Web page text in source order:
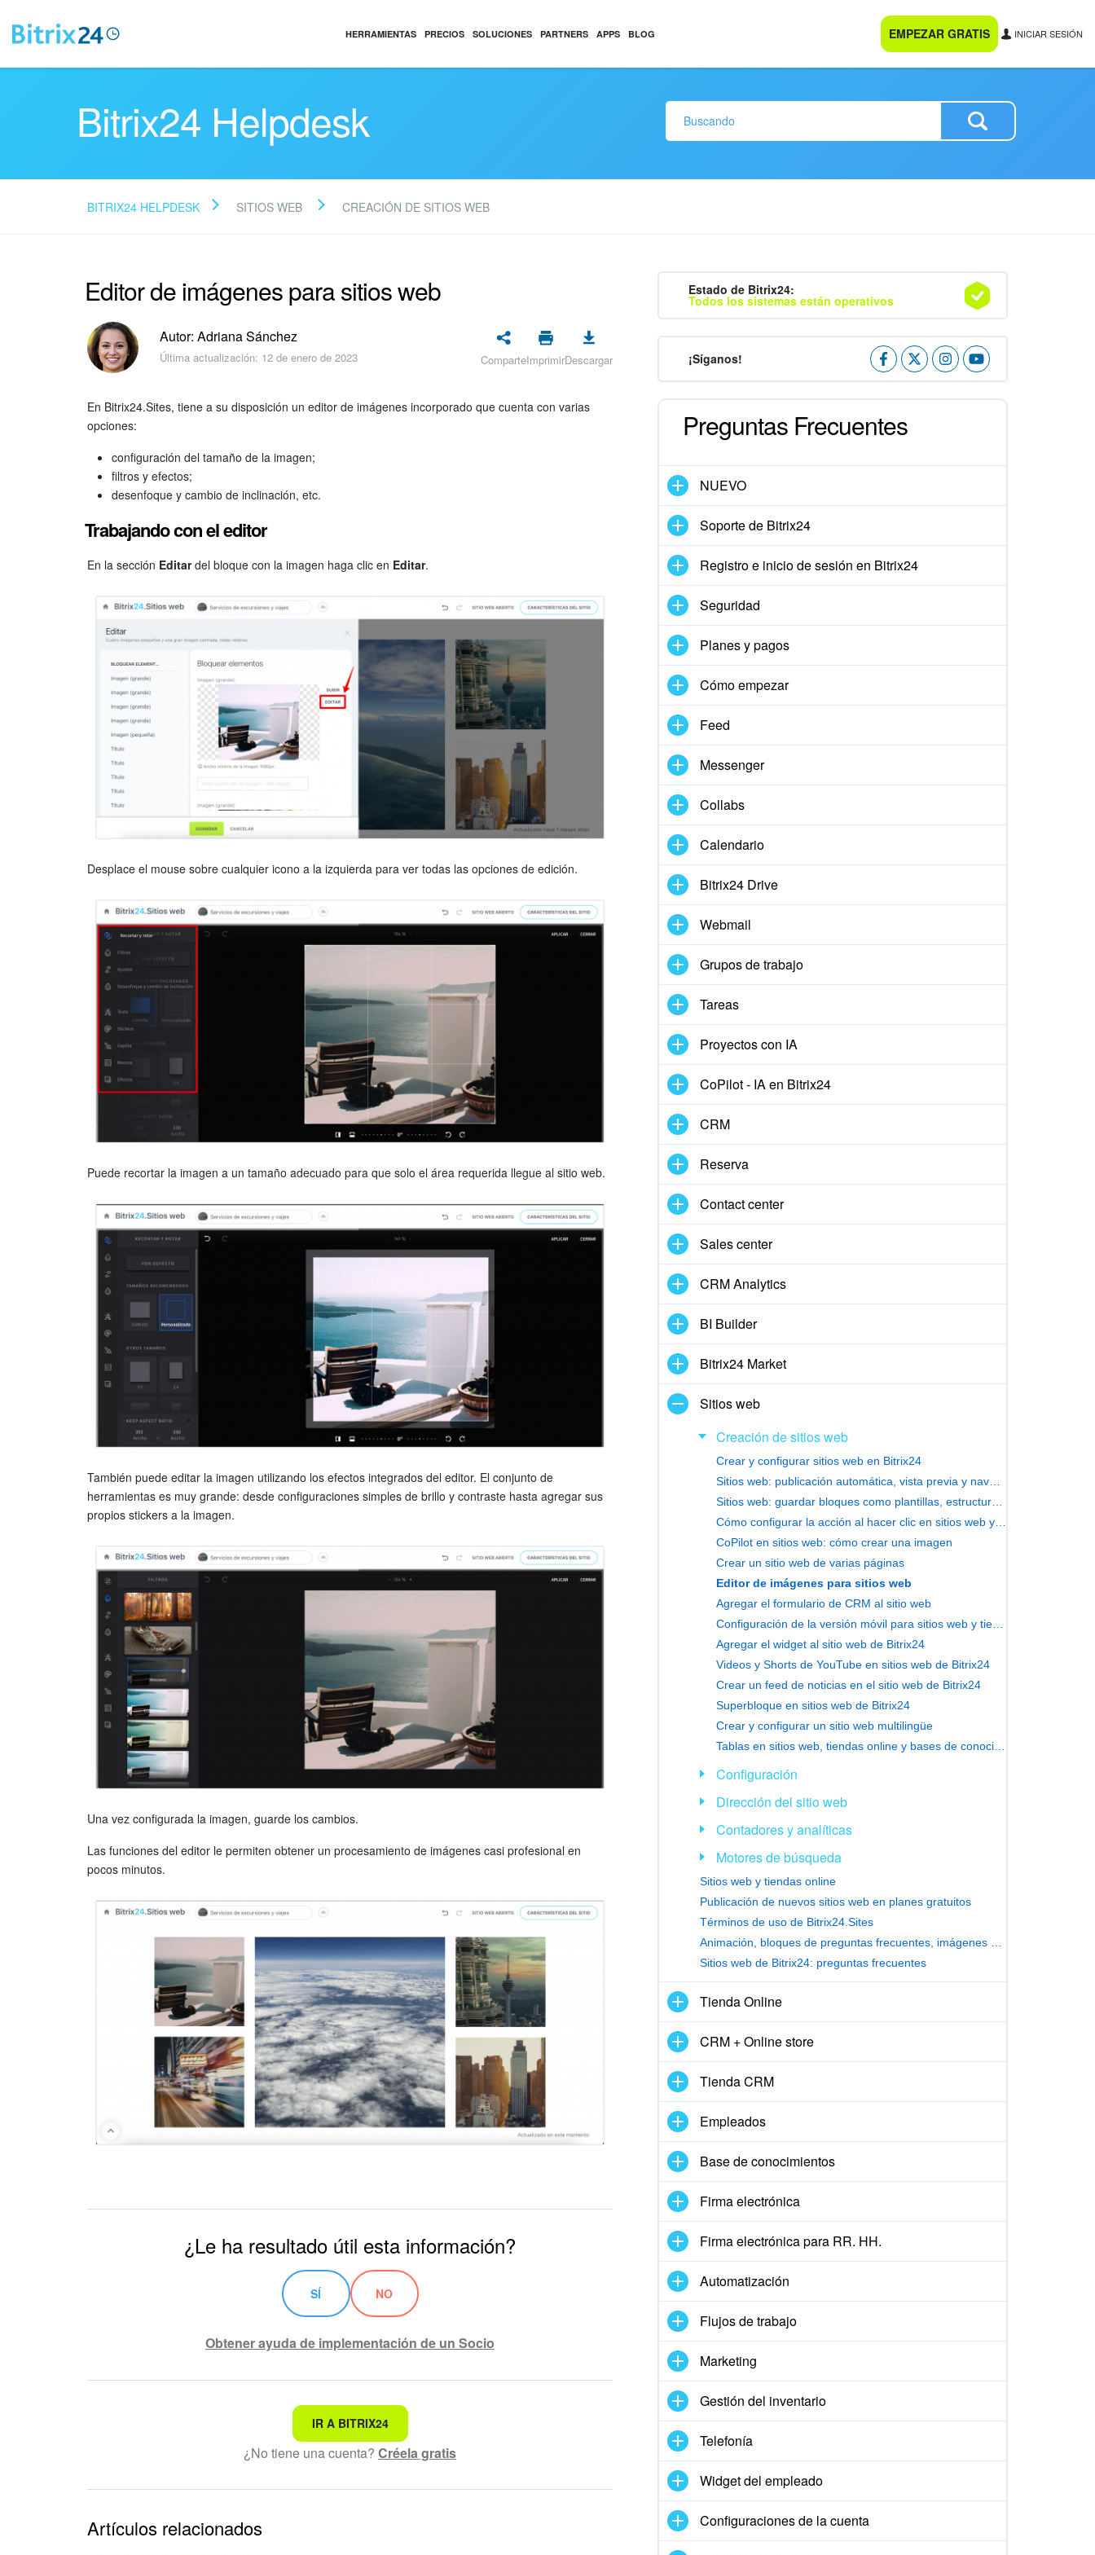
HERRAMIENTAS PRECIOS SOLUCIONES PARTNERS APPS BLOG EMPEZAR GRATIS INICIAR SESIÓN
Bitrix24 Helpdesk
BITRIX24 HELPDESK SITIOS WEB CREACIÓN DE SITIOS WEB
Editor de imágenes para sitios web
Autor: Adriana Sánchez
Última actualización: 12 de enero de 2023 ComparteImprimirDescargar
En Bitrix24.Sites, tiene a su disposición un editor de imágenes incorporado que cuenta con varias
opciones:
configuración del tamaño de la imagen;
filtros y efectos;
desenfoque y cambio de inclinación, etc.
Trabajando con el editor
En la sección Editardel bloque con la imagen haga clic en Editar.
Desplace el mouse sobre cualquier icono a la izquierda para ver todas las opciones de edición.
Puede recortar la imagen a un tamaño adecuado para que solo el área requerida llegue al sitio web.
También puede editar la imagen utilizando los efectos integrados del editor. El conjunto de
herramientas es muy grande: desde configuraciones simples de brillo y contraste hasta agregar sus
propios stickers a la imagen.
Una vez configurada la imagen, guarde los cambios.
Las funciones del editor le permiten obtener un procesamiento de imágenes casi profesional en
pocos minutos.
¿Le ha resultado útil esta información?
SÍ NO
Obtener ayuda de implementación de un Socio
No es lo que estoy buscando
IR A BITRIX24
¿No tiene una cuenta? Créela gratis
Artículos relacionados
Estado de Bitrix24:
Todos los sistemas están operativos
¡Síganos!
Preguntas Frecuentes
NUEVO
Soporte de Bitrix24
Registro e inicio de sesión en Bitrix24
Seguridad
Planes y pagos
Cómo empezar
Feed
Messenger
Collabs
Calendario
Bitrix24 Drive
Webmail
Grupos de trabajo
Tareas
Proyectos con IA
CoPilot - IA en Bitrix24
CRM
Reserva
Contact center
Sales center
CRM Analytics
BI Builder
Bitrix24 Market
Sitios web
Creación de sitios web
Crear y configurar sitios web en Bitrix24
CoPilot en sitios web: cómo crear una imagen
Crear un sitio web de varias páginas
Editor de imágenes para sitios web
Agregar el formulario de CRM al sitio web
Agregar el widget al sitio web de Bitrix24
Videos y Shorts de YouTube en sitios web de Bitrix24
Crear un feed de noticias en el sitio web de Bitrix24
Superbloque en sitios web de Bitrix24
Crear y configurar un sitio web multilingüe
Configuración
Dirección del sitio web
Contadores y analíticas
Motores de búsqueda
Sitios web y tiendas online
Publicación de nuevos sitios web en planes gratuitos
Términos de uso de Bitrix24.Sites
Sitios web de Bitrix24: preguntas frecuentes
Tienda Online
CRM + Online store
Tienda CRM
Empleados
Base de conocimientos
Firma electrónica
Firma electrónica para RR. HH.
Automatización
Flujos de trabajo
Marketing
Gestión del inventario
Telefonía
Widget del empleado
Configuraciones de la cuenta